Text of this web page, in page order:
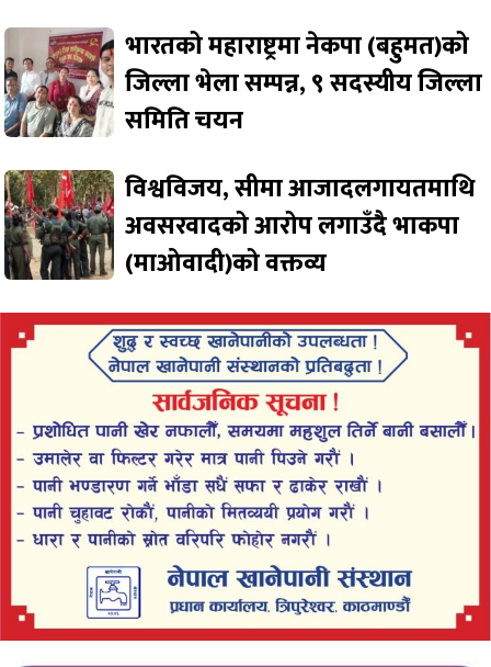
भारतको महाराष्ट्रमा नेकपा (बहुमत)को
जिल्ला भेला सम्पन्न, ९ सदस्यीय जिल्ला
समिति चयन
विश्वविजय, सीमा आजादलगायतमाथि
अवसरवादको आरोप लगाउँदै भाकपा
(माओवादी)को वक्तव्य